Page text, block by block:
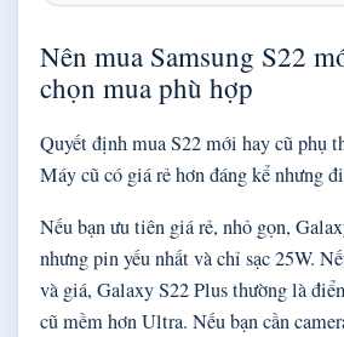
Nên mua Samsung S22
chọn mua phù hợp
Quyết định mua S22 mới hay cũ phụ
Máy cũ có giá rẻ hơn đáng kể nhưng
Nếu bạn ưu tiên giá rẻ, nhỏ gọn,
nhưng pin yếu nhất và chỉ sạc 25W.
và giá, Galaxy S22 Plus thường là
cũ mềm hơn Ultra. Nếu bạn cần